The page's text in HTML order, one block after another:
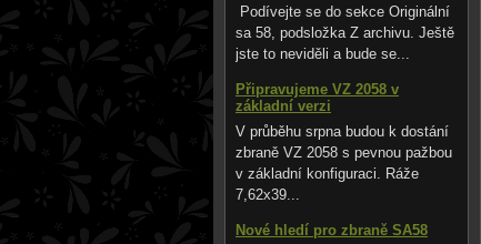
Podívejte se do sekce Originální
sa 58, podsložka Z archivu. Ještě
jste to neviděli a bude se...
Připravujeme VZ 2058 v
základní verzi
V průběhu srpna budou k dostání
zbraně VZ 2058 s pevnou pažbou
v základní konfiguraci. Ráže
7,62x39...
Nové hledí pro zbraně SA58